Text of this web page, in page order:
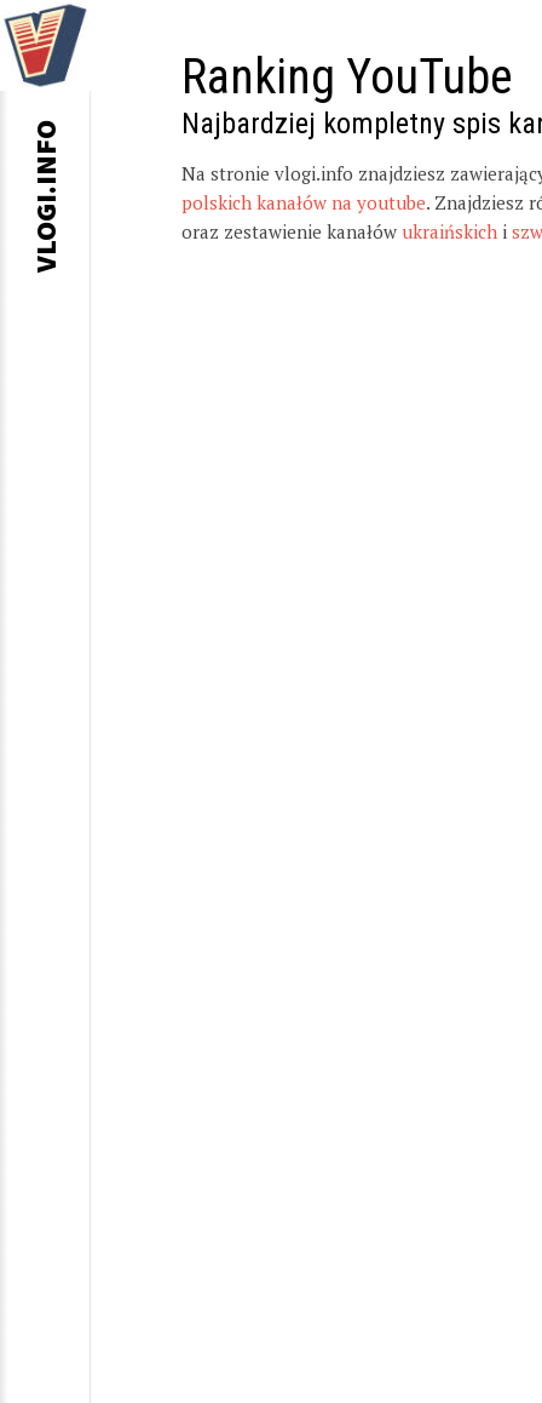
Ranking YouTube
Najbardziej kompletny spis
Na stronie vlogi.info znajdziesz
polskich kanałów na youtube. Znajdziesz
oraz zestawienie kanałów ukraińskich i
VLOGI.INFO